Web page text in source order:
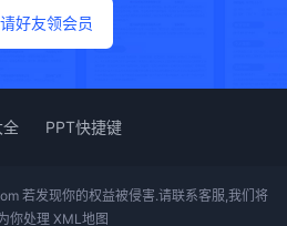
好友领会员
全 PPT快捷键
若发现你的权益被侵害.请联系客服,我们将
你处理 XML地图